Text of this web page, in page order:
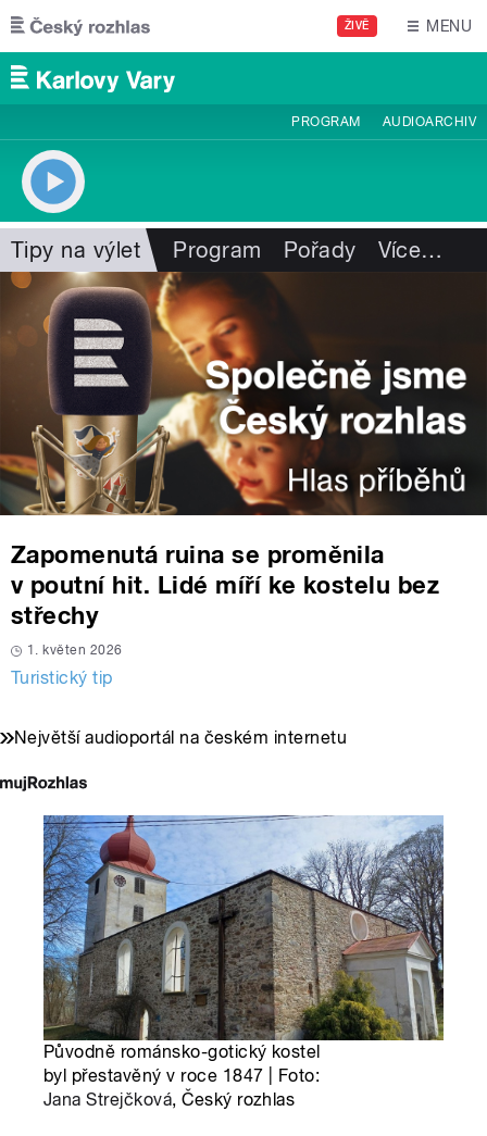
Přejít k hlavnímu obsahu
ŽIVĚ MENU
PROGRAM AUDIOARCHIV
Tipy na výlet Program Pořady Více…
Zapomenutá ruina se proměnila
v poutní hit. Lidé míří ke kostelu bez
střechy
1. květen 2026
Turistický tip
Největší audioportál na českém internetu
Původně románsko-gotický kostel
byl přestavěný v roce 1847 | Foto:
Jana Strejčková, Český rozhlas